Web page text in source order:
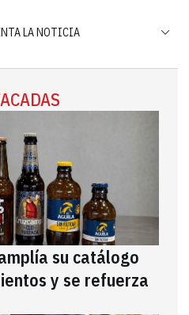
LA NOTICIA
su catálogo
y se refuerza